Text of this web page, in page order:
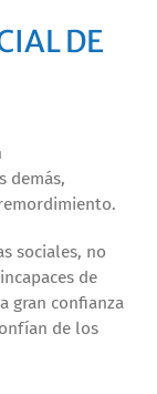
DE
demás,
sociales, no
de
gran confianza
de los